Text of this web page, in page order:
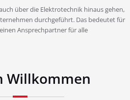
über die Elektrotechnik hinaus gehen,
durchgeführt. Das bedeutet für
Ansprechpartner für alle
Willkommen